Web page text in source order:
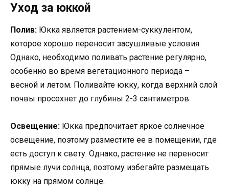
Уход за юккой
Полив: Юкка является растением-суккулентом,
которое хорошо переносит засушливые условия.
Однако, необходимо поливать растение регулярно,
особенно во время вегетационного периода –
весной и летом. Поливайте юкку, когда верхний слой
почвы просохнет до глубины 2-3 сантиметров.
Освещение: Юкка предпочитает яркое солнечное
освещение, поэтому разместите ее в помещении, где
есть доступ к свету. Однако, растение не переносит
прямые лучи солнца, поэтому избегайте размещать
юкку на прямом солнце.